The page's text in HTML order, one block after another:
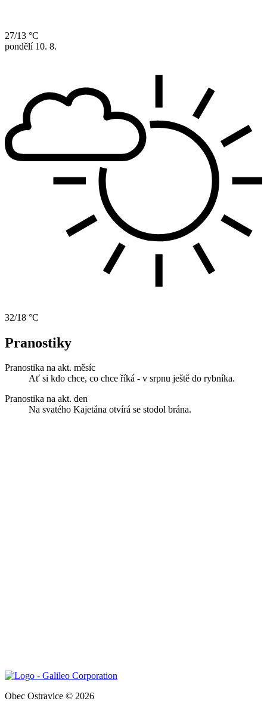
27/13 °C
pondělí 10. 8.
32/18 °C
Pranostiky
Pranostika na akt. měsíc
Ať si kdo chce, co chce říká - v srpnu ještě do rybníka.
Pranostika na akt. den
Na svatého Kajetána otvírá se stodol brána.
Obec Ostravice © 2026